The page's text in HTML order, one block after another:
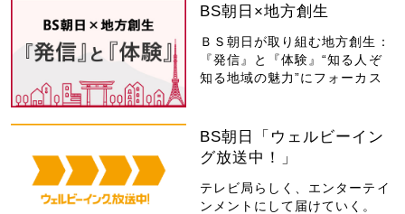
BS朝日×地方創生
ＢＳ朝日が取り組む地方創生：
『発信』と『体験』“知る人ぞ
知る地域の魅力”にフォーカス
BS朝日「ウェルビーイン
グ放送中！」
テレビ局らしく、エンターテイ
ンメントにして届けていく。